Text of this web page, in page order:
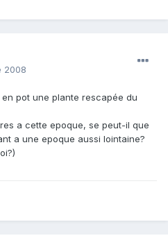
2008
pot une plante rescapée du
a cette epoque, se peut-il que
a une epoque aussi lointaine?